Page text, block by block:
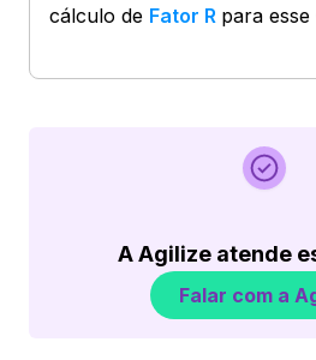
cálculo de Fator R para esse
A Agilize atende
Falar com a